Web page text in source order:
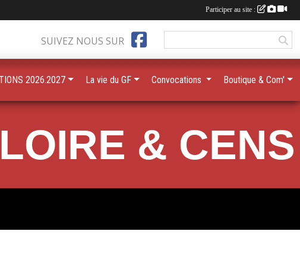
& CENS
SUIVEZ NOUS SUR
2026.2027 La vie du GF Convocations Boutique & Com'
Participer au site :